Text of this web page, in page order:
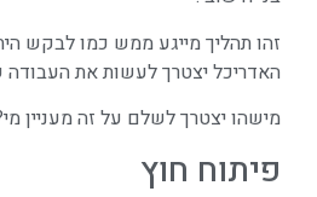
זהו תהליך מייגע ממש כמו לבקש
האדריכל יצטרך לעשות את העבודה
מישהו יצטרך לשלם על זה מעניין
פיתוח חוץ